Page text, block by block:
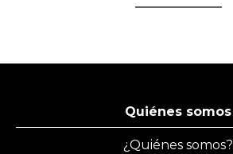
Quiénes somos
¿Quiénes somos?